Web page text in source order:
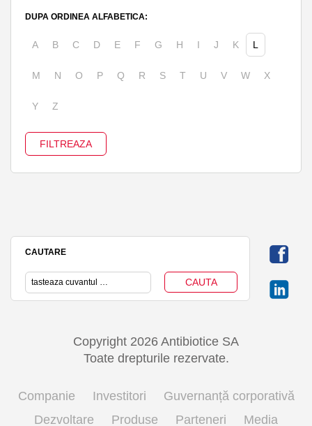
DUPA ORDINEA ALFABETICA:
A B C D E F G H I J K L
M N O P Q R S T U V W X
Y Z
CAUTARE
Copyright 2026 Antibiotice SA
Toate drepturile rezervate.
Companie Investitori
Guvernanță corporativă
Dezvoltare
Produse Parteneri Media